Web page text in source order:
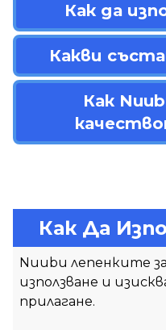
Как да
Какви
Как
Как Да
Nuubu лепенките
използване и
прилагане.